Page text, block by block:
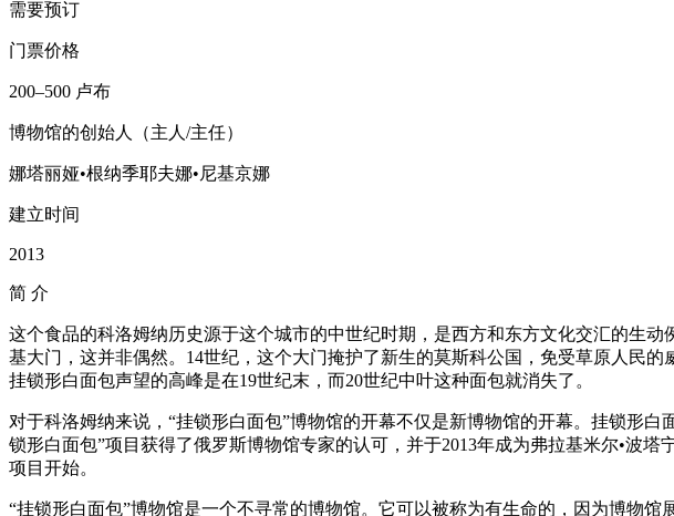
需要预订
门票价格
200–500 卢布
博物馆的创始人（主人/主任）
娜塔丽娅•根纳季耶夫娜•尼基京娜
建立时间
2013
简 介
这个食品的科洛姆纳历史源于这个城市的中世纪时期，是西方和东方文化交汇的生
基大门，这并非偶然。14世纪，这个大门掩护了新生的莫斯科公国，免受草原人民
挂锁形白面包声望的高峰是在19世纪末，而20世纪中叶这种面包就消失了。
对于科洛姆纳来说，“挂锁形白面包”博物馆的开幕不仅是新博物馆的开幕。挂锁形
锁形白面包”项目获得了俄罗斯博物馆专家的认可，并于2013年成为弗拉基米尔•波
项目开始。
“挂锁形白面包”博物馆是一个不寻常的博物馆。它可以被称为有生命的，因为博物